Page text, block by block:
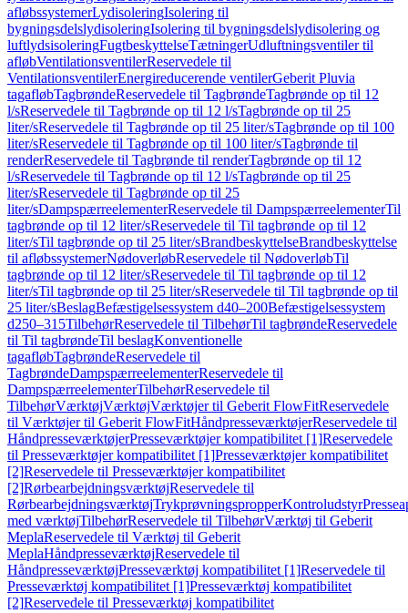
afløbssystemerLydisoleringIsolering til
bygningsdelslydisoleringIsolering til bygningsdelslydisolering og
luftlydsisoleringFugtbeskyttelseTætningerUdluftningsventiler til
afløbVentilationsventilerReservedele til
VentilationsventilerEnergireducerende ventilerGeberit Pluvia
tagafløbTagbrøndeReservedele til TagbrøndeTagbrønde op til 12
l/sReservedele til Tagbrønde op til 12 l/sTagbrønde op til 25
liter/sReservedele til Tagbrønde op til 25 liter/sTagbrønde op til 100
liter/sReservedele til Tagbrønde op til 100 liter/sTagbrønde til
renderReservedele til Tagbrønde til renderTagbrønde op til 12
l/sReservedele til Tagbrønde op til 12 l/sTagbrønde op til 25
liter/sReservedele til Tagbrønde op til 25
liter/sDampspærreelementerReservedele til DampspærreelementerTil
tagbrønde op til 12 liter/sReservedele til Til tagbrønde op til 12
liter/sTil tagbrønde op til 25 liter/sBrandbeskyttelseBrandbeskyttelse
til afløbssystemerNødoverløbReservedele til NødoverløbTil
tagbrønde op til 12 liter/sReservedele til Til tagbrønde op til 12
liter/sTil tagbrønde op til 25 liter/sReservedele til Til tagbrønde op til
25 liter/sBeslagBefæstigelsessystem d40–200Befæstigelsessystem
d250–315TilbehørReservedele til TilbehørTil tagbrøndeReservedele
til Til tagbrøndeTil beslagKonventionelle
tagafløbTagbrøndeReservedele til
TagbrøndeDampspærreelementerReservedele til
DampspærreelementerTilbehørReservedele til
TilbehørVærktøjVærktøjVærktøjer til Geberit FlowFitReservedele
til Værktøjer til Geberit FlowFitHåndpresseværktøjerReservedele til
HåndpresseværktøjerPresseværktøjer kompatibilitet [1]Reservedele
til Presseværktøjer kompatibilitet [1]Presseværktøjer kompatibilitet
[2]Reservedele til Presseværktøjer kompatibilitet
[2]RørbearbejdningsværktøjReservedele til
RørbearbejdningsværktøjTrykprøvningspropperKontroludstyr
med værktøjTilbehørReservedele til TilbehørVærktøj til Geberit
MeplaReservedele til Værktøj til Geberit
MeplaHåndpresseværktøjReservedele til
HåndpresseværktøjPresseværktøj kompatibilitet [1]Reservedele til
Presseværktøj kompatibilitet [1]Presseværktøj kompatibilitet
[2]Reservedele til Presseværktøj kompatibilitet